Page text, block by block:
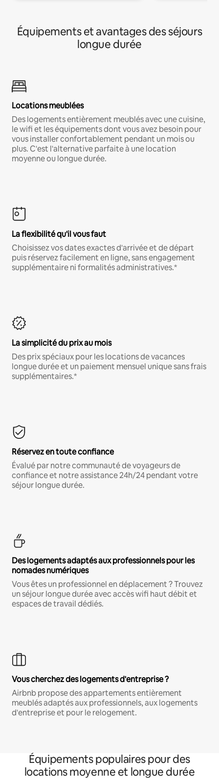
Équipements et avantages des séjours
longue durée
Locations meublées
Des logements entièrement meublés avec une cuisine,
le wifi et les équipements dont vous avez besoin pour
vous installer confortablement pendant un mois ou
plus. C'est l'alternative parfaite à une location
moyenne ou longue durée.
La flexibilité qu'il vous faut
Choisissez vos dates exactes d'arrivée et de départ
puis réservez facilement en ligne, sans engagement
supplémentaire ni formalités administratives.*
La simplicité du prix au mois
Des prix spéciaux pour les locations de vacances
longue durée et un paiement mensuel unique sans frais
supplémentaires.*
Réservez en toute confiance
Évalué par notre communauté de voyageurs de
confiance et notre assistance 24h/24 pendant votre
séjour longue durée.
Des logements adaptés aux professionnels pour les
nomades numériques
Vous êtes un professionnel en déplacement ? Trouvez
un séjour longue durée avec accès wifi haut débit et
espaces de travail dédiés.
Vous cherchez des logements d'entreprise ?
Airbnb propose des appartements entièrement
meublés adaptés aux professionnels, aux logements
d'entreprise et pour le relogement.
Équipements populaires pour des
locations moyenne et longue durée